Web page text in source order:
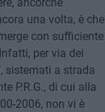
ancorché
una volta, è che
con sufficiente
per via dei
sistemati a strada
P.R.G., di cui alla
2006, non vi è